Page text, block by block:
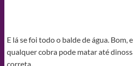
E lá se foi todo o balde de água. Bom,
qualquer cobra pode matar até
correta.